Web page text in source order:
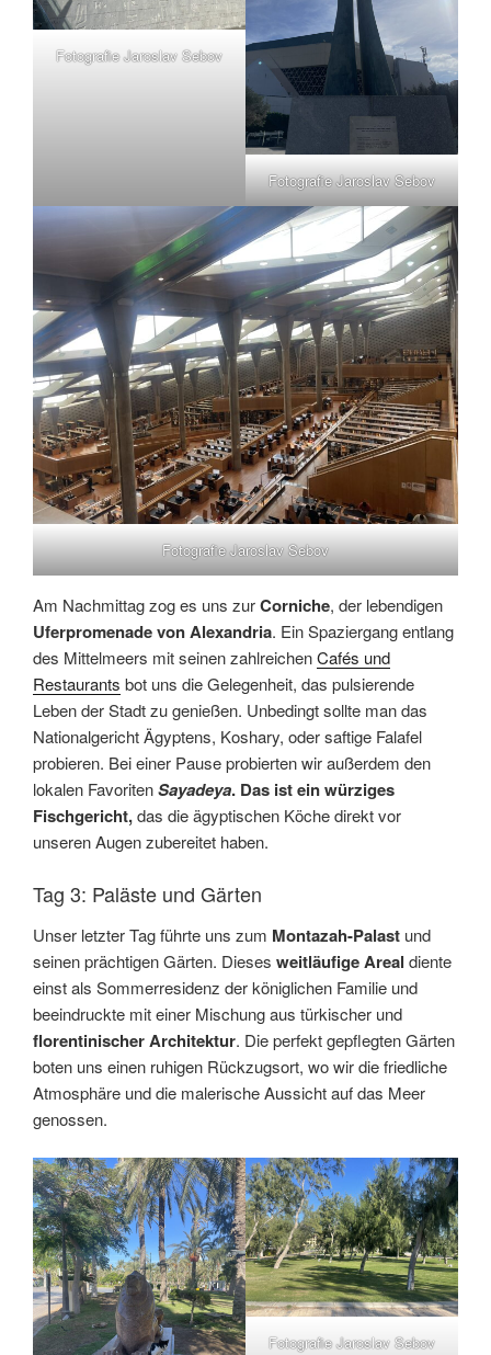
Fotografie Jaroslav Sebov
Fotografie Jaroslav Sebov
Fotografie Jaroslav Sebov
Am Nachmittag zog es uns zurCorniche, der lebendigen
Uferpromenade von Alexandria. Ein Spaziergang entlang
des Mittelmeers mit seinen zahlreichenCafés und
Restaurants bot uns die Gelegenheit, das pulsierende
Leben der Stadt zu genießen. Unbedingt sollte man das
Nationalgericht Ägyptens, Koshary, oder saftige Falafel
probieren. Bei einer Pause probierten wir außerdem den
lokalen FavoritenSayadeya. Das ist ein würziges
Fischgericht,das die ägyptischen Köche direkt vor
unseren Augen zubereitet haben.
Tag 3: Paläste und Gärten
Unser letzter Tag führte uns zum Montazah-Palast und
seinen prächtigen Gärten. Dieses weitläufige Areal diente
einst als Sommerresidenz der königlichen Familie und
beeindruckte mit einer Mischung aus türkischer und
florentinischer Architektur. Die perfekt gepflegten Gärten
boten uns einen ruhigen Rückzugsort, wo wir die friedliche
Atmosphäre und die malerische Aussicht auf das Meer
genossen.
Fotografie Jaroslav Sebov